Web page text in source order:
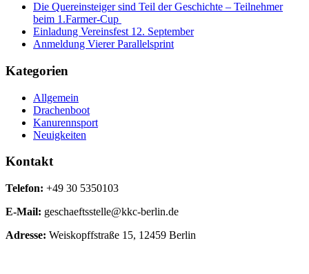
Die Quereinsteiger sind Teil der Geschichte – Teilnehmer
beim 1.Farmer-Cup
Einladung Vereinsfest 12. September
Anmeldung Vierer Parallelsprint
Kategorien
Allgemein
Drachenboot
Kanurennsport
Neuigkeiten
Kontakt
Telefon: +49 30 5350103
E-Mail: geschaeftsstelle@kkc-berlin.de
Adresse: Weiskopffstraße 15, 12459 Berlin